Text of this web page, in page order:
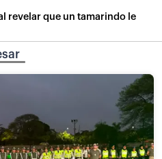
revelar que un tamarindo le